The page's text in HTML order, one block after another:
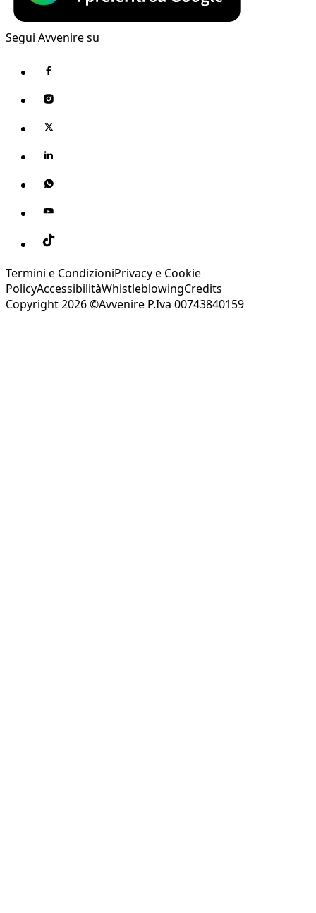
Segui Avvenire su
Termini e CondizioniPrivacy e Cookie
PolicyAccessibilitàWhistleblowingCredits
Copyright 2026 ©Avvenire P.Iva 00743840159